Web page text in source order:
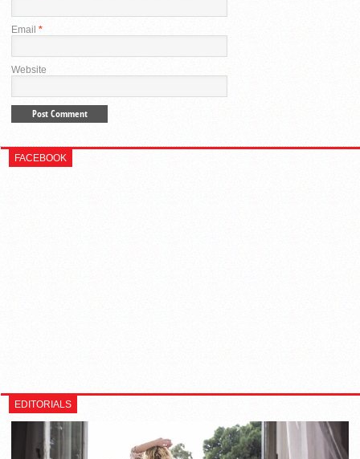
Email *
Website
FACEBOOK
EDITORIALS